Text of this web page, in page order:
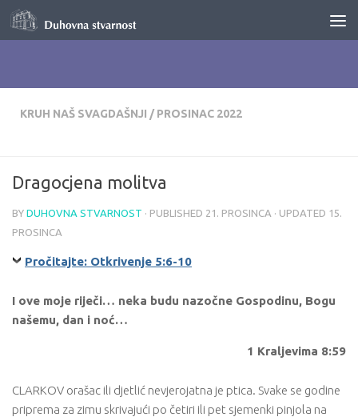
Skip to content
KRUH NAŠ SVAGDAŠNJI / PROSINAC 2022
Dragocjena molitva
BY DUHOVNA STVARNOST · PUBLISHED 21. PROSINCA · UPDATED 15.
PROSINCA
Pročitajte: Otkrivenje 5:6-10
I ove moje riječi… neka budu nazočne Gospodinu, Bogu
našemu, dan i noć…
1 Kraljevima 8:59
CLARKOV orašac ili djetlić nevjerojatna je ptica. Svake se godine
priprema za zimu skrivajući po četiri ili pet sjemenki pinjola na